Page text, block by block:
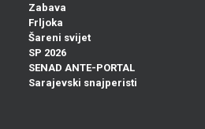
Zabava
Frljoka
Šareni svijet
SP 2026
SENAD ANTE-PORTAL
Sarajevski snajperisti